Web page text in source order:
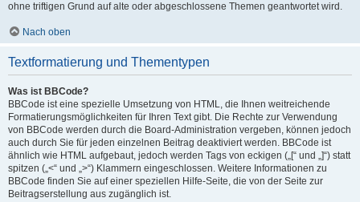
ohne triftigen Grund auf alte oder abgeschlossene Themen geantwortet wird.
Nach oben
Textformatierung und Thementypen
Was ist BBCode?
BBCode ist eine spezielle Umsetzung von HTML, die Ihnen weitreichende
Formatierungsmöglichkeiten für Ihren Text gibt. Die Rechte zur Verwendung
von BBCode werden durch die Board-Administration vergeben, können jedoch
auch durch Sie für jeden einzelnen Beitrag deaktiviert werden. BBCode ist
ähnlich wie HTML aufgebaut, jedoch werden Tags von eckigen („[“ und „]“) statt
spitzen („<“ und „>“) Klammern eingeschlossen. Weitere Informationen zu
BBCode finden Sie auf einer speziellen Hilfe-Seite, die von der Seite zur
Beitragserstellung aus zugänglich ist.